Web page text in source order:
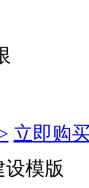
立即购
模版